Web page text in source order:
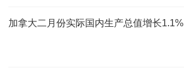
加拿大二月份实际国内生产总值增长1.1%